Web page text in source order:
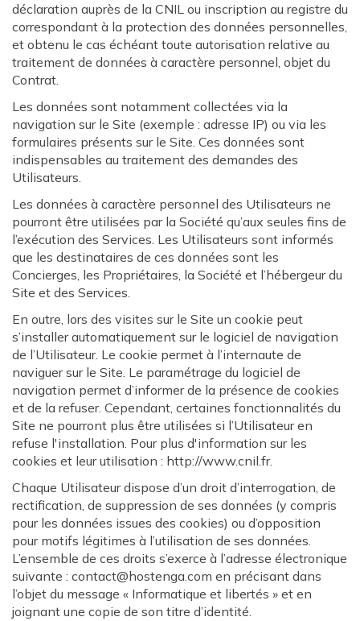
déclaration auprès de la CNIL ou inscription au registre du
correspondant à la protection des données personnelles,
et obtenu le cas échéant toute autorisation relative au
traitement de données à caractère personnel, objet du
Contrat.
Les données sont notamment collectées via la
navigation sur le Site (exemple : adresse IP) ou via les
formulaires présents sur le Site. Ces données sont
indispensables au traitement des demandes des
Utilisateurs.
Les données à caractère personnel des Utilisateurs ne
pourront être utilisées par la Société qu’aux seules fins de
l’exécution des Services. Les Utilisateurs sont informés
que les destinataires de ces données sont les
Concierges, les Propriétaires, la Société et l’hébergeur du
Site et des Services.
En outre, lors des visites sur le Site un cookie peut
s’installer automatiquement sur le logiciel de navigation
de l’Utilisateur. Le cookie permet à l’internaute de
naviguer sur le Site. Le paramétrage du logiciel de
navigation permet d’informer de la présence de cookies
et de la refuser. Cependant, certaines fonctionnalités du
Site ne pourront plus être utilisées si l’Utilisateur en
refuse l'installation. Pour plus d'information sur les
cookies et leur utilisation : http://www.cnil.fr.
Chaque Utilisateur dispose d’un droit d’interrogation, de
rectification, de suppression de ses données (y compris
pour les données issues des cookies) ou d’opposition
pour motifs légitimes à l’utilisation de ses données.
L’ensemble de ces droits s’exerce à l’adresse électronique
suivante : contact@hostenga.com en précisant dans
l’objet du message « Informatique et libertés » et en
joignant une copie de son titre d’identité.